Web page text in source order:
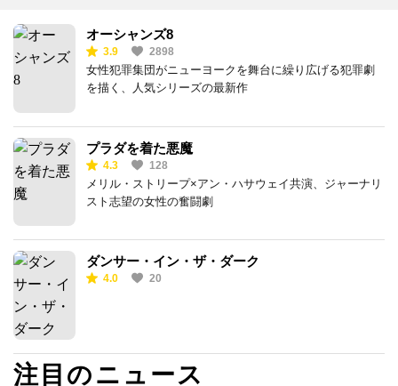
オーシャンズ8
3.9 2898
女性犯罪集団がニューヨークを舞台に繰り広げる犯罪劇
を描く、人気シリーズの最新作
プラダを着た悪魔
4.3 128
メリル・ストリープ×アン・ハサウェイ共演、ジャーナリ
スト志望の女性の奮闘劇
ダンサー・イン・ザ・ダーク
4.0 20
注目のニュース